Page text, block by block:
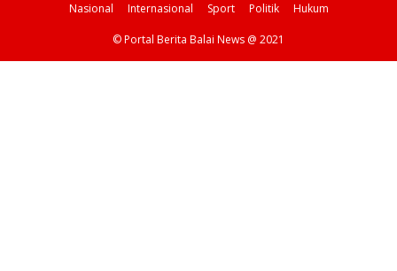
Nasional
Internasional Sport Politik Hukum
© Portal Berita Balai News @ 2021